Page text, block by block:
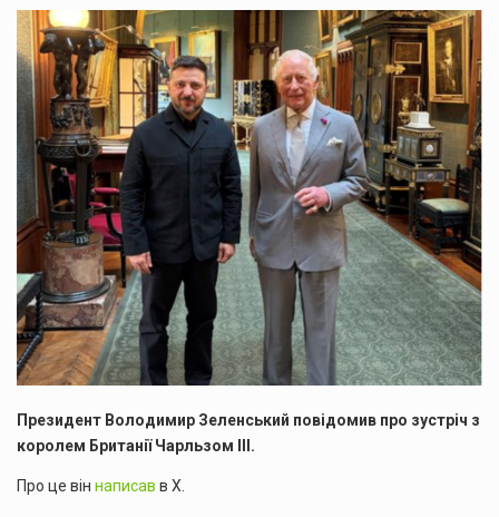
Президент Володимир Зеленський повідомив про зустріч з
королем Британії Чарльзом III.
Про це він написав в Х.